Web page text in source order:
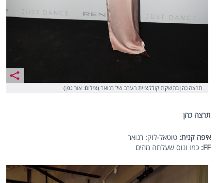
תרצה כהן בהשקת קולקציית הערב של רנואר (צילום: אור גפן)
תרצה כהן
איפה קנית: טוטאל-לוק: רנואר
FF
: כמו ונוס שעלתה מהים